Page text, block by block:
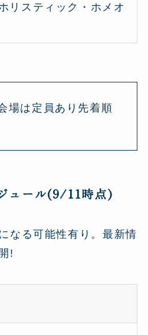
リスティック・ホメオ
場は定員あり先着順
ュール(9/11時点)
なる可能性有り。最新情
!